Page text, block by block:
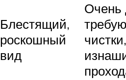
Блестящий,
роскошный
вид
Очень